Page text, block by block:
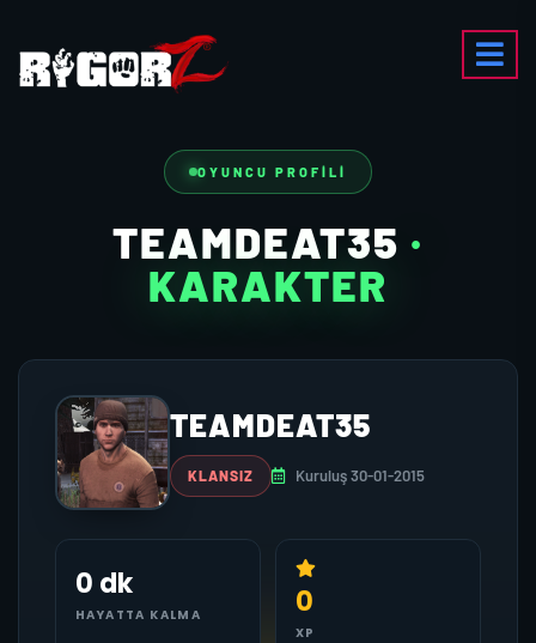
OYUNCU PROFILI
TEAMDEAT35 ·
KARAKTER
TEAMDEAT35
KLANSIZ Kuruluş 30-01-2015
0 dk
HAYATTA KALMA 0
XP